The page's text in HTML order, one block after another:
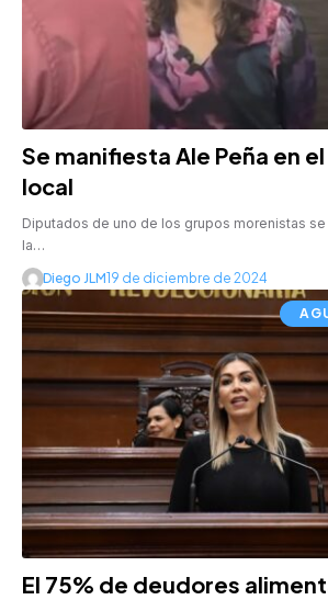
Se manifiesta Ale Peña en
local
Diputados de uno de los grupos morenistas
la…
Diego JLM19 de diciembre de 2024
El 75% de deudores